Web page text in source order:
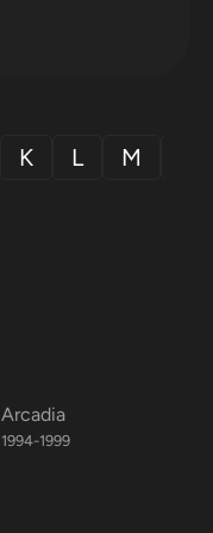
K L M
Arcadia
1994-1999